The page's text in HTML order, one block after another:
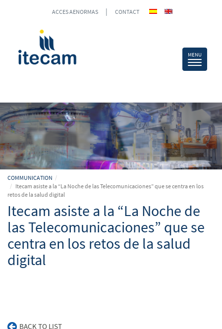
ACCES AENORMAS | CONTACT
COMMUNICATION
Itecam asiste a la “La Noche de las Telecomunicaciones” que se centra en los
retos de la salud digital
Itecam asiste a la “La Noche de
las Telecomunicaciones” que se
centra en los retos de la salud
digital
BACK TO LIST